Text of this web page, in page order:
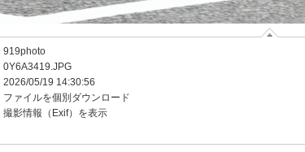
919photo
0Y6A3419.JPG
2026/05/19 14:30:56
ファイルを個別ダウンロード
撮影情報（Exif）を表示